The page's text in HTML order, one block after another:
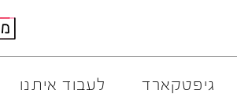
גיפטקארד לעבוד איתנו